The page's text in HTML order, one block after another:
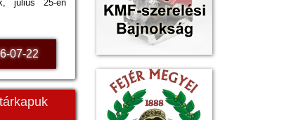
július 25-én
07-22